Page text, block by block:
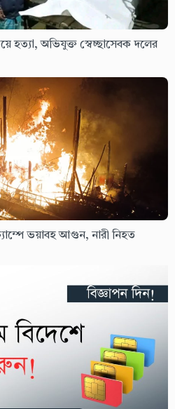
হত্যা, অভিযুক্ত স্বেচ্ছাসেবক দলের
ভয়াবহ আগুন, নারী নিহত